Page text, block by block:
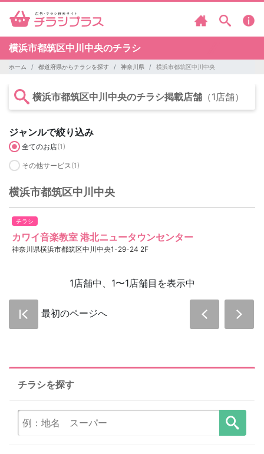
横浜市都筑区中川中央のチラシ
ホーム 都道府県からチラシを探す 神奈川県 横浜市都筑区中川中央
横浜市都筑区中川中央のチラシ掲載店舗 （1店舗）
ジャンルで絞り込み
全てのお店(1)
その他サービス (1)
横浜市都筑区中川中央
チラシ
カワイ音楽教室 港北ニュータウンセンター
神奈川県横浜市都筑区中川中央1-29-24 2F
1店舗中、1〜1店舗目を表示中
最初のページへ
チラシを探す